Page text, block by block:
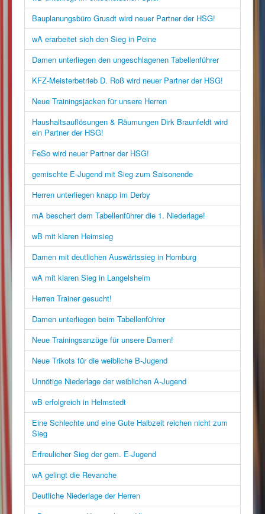
Bauplanungsbüro Grusdt wird neuer Partner der HSG!
wA erarbeitet sich den Sieg in Peine
Damen unterliegen den ungeschlagenen Tabellenführer
KFZ-Meisterbetrieb D. Roß wird neuer Partner der HSG!
Neue Trainingsjacken für unsere Herren
Haushaltsauflösungen & Räumungen Dirk Braunfeldt wird
ein Partner der HSG!
FeSo wird neuer Partner der HSG!
gemischte E-Jugend mit Sieg zum Saisonende
Herren unterliegen knapp im Derby
mA beschert dem Tabellenführer die 1. Niederlage!
wB mit klaren Heimsieg
Damen mit deutlichen Auswärtssieg in Hornburg
wA mit klaren Sieg in Langelsheim
Herren Trainer gesucht!
Damen unterliegen beim Tabellenführer
Neue Trainingsanzüge für unsere Damen!
Neue Trikots für die weibliche B-Jugend
Unnötige Niederlage der weiblichen A-Jugend
wB erfolgreich in Helmstedt
Eine Schlechte und eine Gute Halbzeit reichen nicht zum
Sieg
Erfreulicher Sieg der gem. E-Jugend
wA gelingt die Revanche
Deutliche Niederlage der Herren